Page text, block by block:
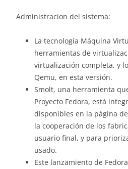
Administracion del sistema:
La tecnología Máquina
herramientas de
virtualización completa, y
Qemu, en esta versión.
Smolt, una herramienta
Proyecto Fedora, está
disponibles en la página
la cooperación de los
usuario final, y para
usado.
Este lanzamiento de